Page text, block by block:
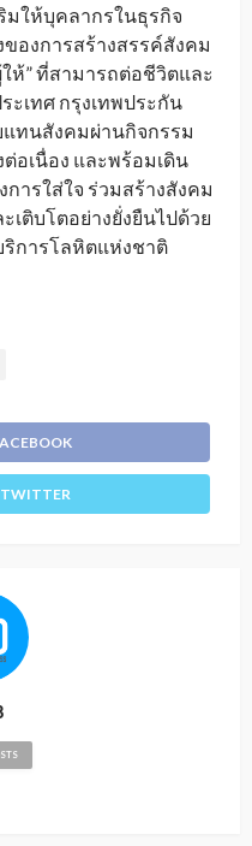
มให้บุคลากรในธุรกิจ
ของการสร้างสรรค์สังคม
ห้” ที่สามารถต่อชีวิตและ
ะเทศ กรุงเทพประกัน
ทนสังคมผ่านกิจกรรม
ต่อเนื่อง และพร้อมเดิน
ารใส่ใจ ร่วมสร้างสังคม
ติบโตอย่างยั่งยืนไปด้วย
การโลหิตแห่งชาติ
TWITTER